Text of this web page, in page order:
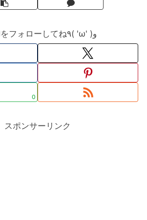
つーをフォローしてね٩( 'ω' )و
0
スポンサーリンク